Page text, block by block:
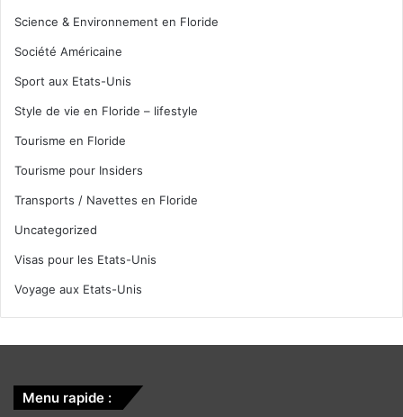
Science & Environnement en Floride
Société Américaine
Sport aux Etats-Unis
Style de vie en Floride – lifestyle
Tourisme en Floride
Tourisme pour Insiders
Transports / Navettes en Floride
Uncategorized
Visas pour les Etats-Unis
Voyage aux Etats-Unis
Menu rapide :